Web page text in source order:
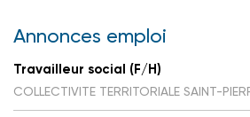
Annonces emploi
Travailleur social (F/H)
COLLECTIVITE TERRITORIALE SAINT-